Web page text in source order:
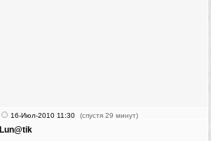
16-Июл-2010 11:30 (спустя 29 минут)
Lun@tik